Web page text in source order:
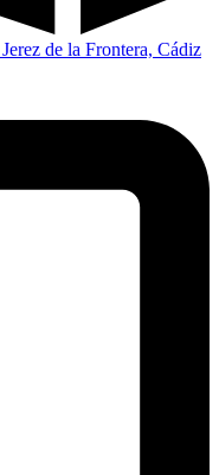
de la Frontera, Cádiz